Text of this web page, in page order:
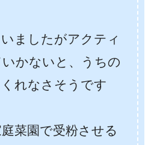
ましたがアクティ
かないと、うちの
れなさそうです
菜園で受粉させる